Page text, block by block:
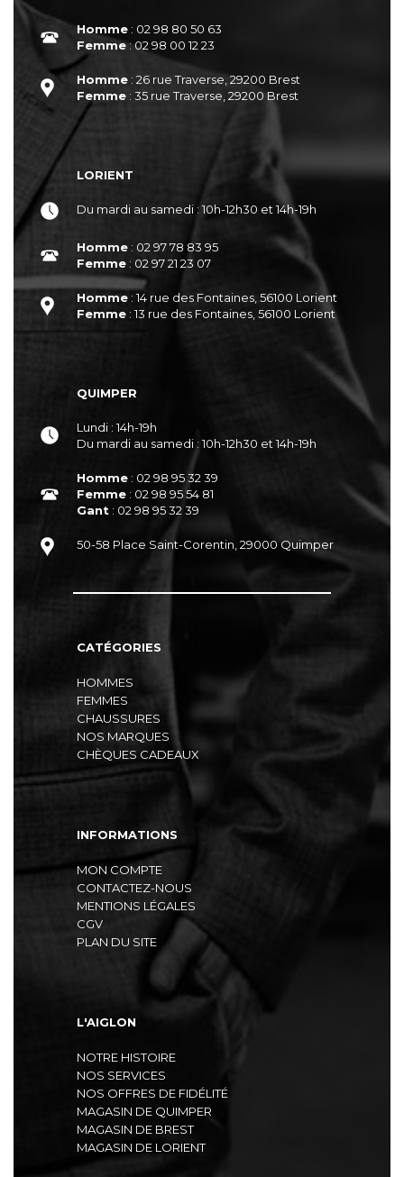
Homme : 02 98 80 50 63
Femme: 02 98 00 12 23
Homme : 26 rue Traverse, 29200 Brest
Femme : 35 rue Traverse, 29200 Brest
LORIENT
Du mardi au samedi : 10h-12h30 et 14h-19h
Homme : 02 97 78 83 95
Femme : 02 97 21 23 07
Homme : 14 rue des Fontaines, 56100 Lorient
Femme : 13 rue des Fontaines, 56100 Lorient
QUIMPER
Lundi : 14h-19h
Du mardi au samedi : 10h-12h30 et 14h-19h
Homme : 02 98 95 32 39
Femme : 02 98 95 54 81
Gant : 02 98 95 32 39
50-58 Place Saint-Corentin, 29000 Quimper
CATÉGORIES
HOMMES
FEMMES
CHAUSSURES
NOS MARQUES
CHÈQUES CADEAUX
INFORMATIONS
MON COMPTE
CONTACTEZ-NOUS
MENTIONS LÉGALES
CGV
PLAN DU SITE
L'AIGLON
NOTRE HISTOIRE
NOS SERVICES
NOS OFFRES DE FIDÉLITÉ
MAGASIN DE QUIMPER
MAGASIN DE BREST
MAGASIN DE LORIENT